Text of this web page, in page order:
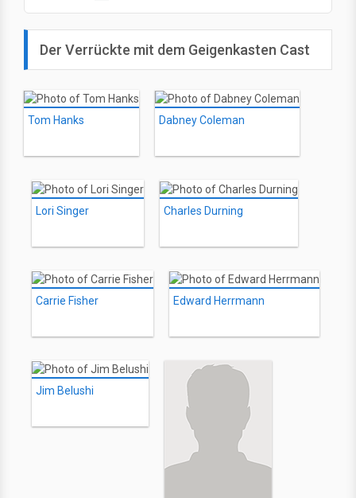
Der Verrückte mit dem Geigenkasten Cast
Tom Hanks Dabney Coleman
Lori Singer Charles Durning
Carrie Fisher Edward Herrmann
Jim Belushi